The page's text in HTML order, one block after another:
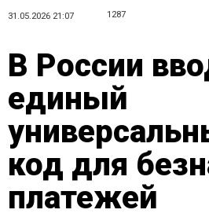
31.05.2026 21:07 1287
В России
единый
код для
платежей